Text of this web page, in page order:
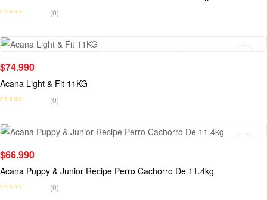
(0)
$74.990
Acana Light & Fit 11KG
(0)
$66.990
Acana Puppy & Junior Recipe Perro Cachorro De 11.4kg
(0)